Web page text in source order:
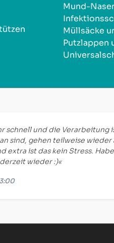
Mund-
Müllsäcke
Putzlappen
schnell und die Verarbeitung
sind, gehen teilweise wieder
extra ist das kein Stress.
wieder :)«